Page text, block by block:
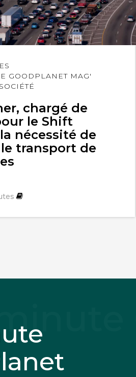
GOODPLANET MAG'
SOCIÉTÉ
chargé de
le Shift
nécessité de
transport de